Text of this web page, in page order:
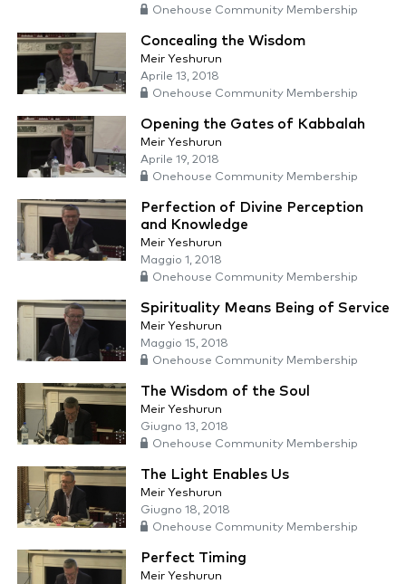
Onehouse Community Membership
Concealing the Wisdom
Meir Yeshurun
Aprile 13, 2018
Onehouse Community Membership
Opening the Gates of Kabbalah
Meir Yeshurun
Aprile 19, 2018
Onehouse Community Membership
Perfection of Divine Perception
and Knowledge
Meir Yeshurun
Maggio 1, 2018
Onehouse Community Membership
Spirituality Means Being of Service
Meir Yeshurun
Maggio 15, 2018
Onehouse Community Membership
The Wisdom of the Soul
Meir Yeshurun
Giugno 13, 2018
Onehouse Community Membership
The Light Enables Us
Meir Yeshurun
Giugno 18, 2018
Onehouse Community Membership
Perfect Timing
Meir Yeshurun